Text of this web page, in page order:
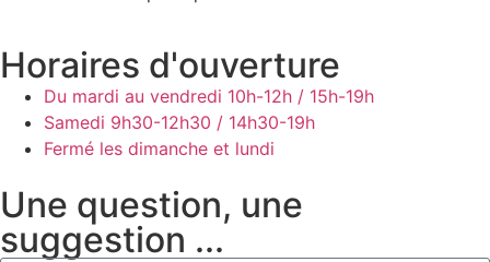
Horaires d'ouverture
Du mardi au vendredi 10h-12h / 15h-19h
Samedi 9h30-12h30 / 14h30-19h
Fermé les dimanche et lundi
Une question, une
suggestion ...